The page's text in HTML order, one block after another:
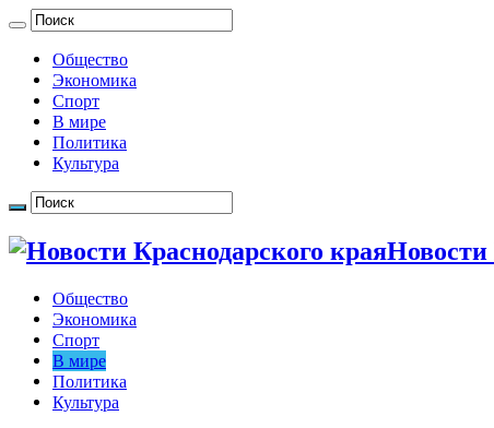
Общество
Экономика
Спорт
В мире
Политика
Культура
Новости
Общество
Экономика
Спорт
В мире
Политика
Культура